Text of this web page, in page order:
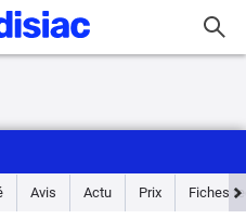
Avis Actu Prix Fiches